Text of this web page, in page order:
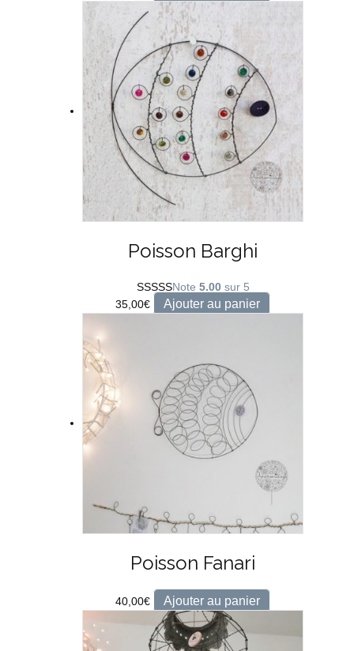
Poisson Barghi
Note 5.00sur 5
35,00€ Ajouter au panier
Poisson Fanari
40,00€ Ajouter au panier